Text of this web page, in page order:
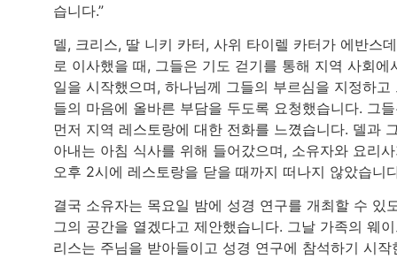
습니다.”
델, 크리스, 딸 니키 카터, 사위 타이렐 카터가 에반스
로 이사했을 때, 그들은 기도 걷기를 통해 지역 사회에
일을 시작했으며, 하나님께 그들의 부르심을 지정하고
들의 마음에 올바른 부담을 두도록 요청했습니다. 그
먼저 지역 레스토랑에 대한 전화를 느꼈습니다. 델과
아내는 아침 식사를 위해 들어갔으며, 소유자와 요리
오후 2시에 레스토랑을 닫을 때까지 떠나지 않았습니
결국 소유자는 목요일 밤에 성경 연구를 개최할 수 있
그의 공간을 열겠다고 제안했습니다. 그날 가족의 웨
리스는 주님을 받아들이고 성경 연구에 참석하기 시작